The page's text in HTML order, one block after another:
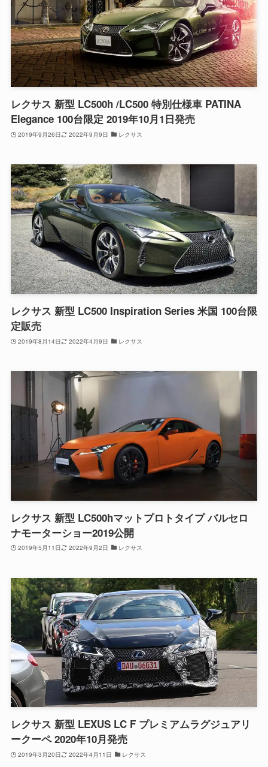
レクサス 新型 LC500h /LC500 特別仕様車 PATINA
Elegance 100台限定 2019年10月1日発売
2019年9月26日 2022年9月9日 レクサス
レクサス 新型 LC500 Inspiration Series 米国 100台限
定販売
2019年8月14日 2022年4月9日 レクサス
レクサス 新型 LC500hマットプロトタイプ バルセロ
ナモーターショー2019公開
2019年5月11日 2022年9月2日 レクサス
レクサス 新型 LEXUS LC F プレミアムラグジュアリ
ークーペ 2020年10月発売
2019年3月20日 2022年4月11日 レクサス